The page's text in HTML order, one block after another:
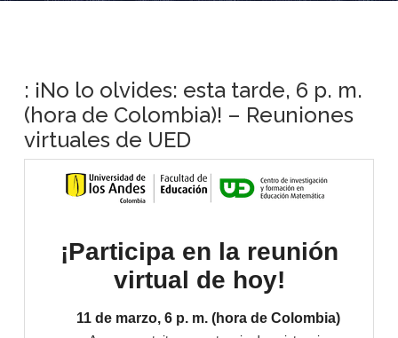
: ¡No lo olvides: esta tarde, 6 p. m.
(hora de Colombia)! – Reuniones
virtuales de UED